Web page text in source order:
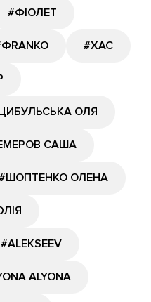
#ФІОЛЕТ
#ХАС
ОЛЯ
САША
ОЛЕНА
#ALEKSEEV
ALYONA